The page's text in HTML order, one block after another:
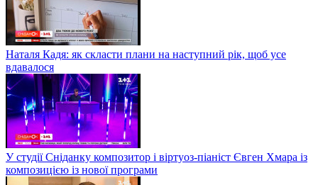
Наталя Кадя: як скласти плани на наступний рік, щоб усе
вдавалося
У студії Сніданку композитор і віртуоз-піаніст Євген Хмара із
композицією із нової програми